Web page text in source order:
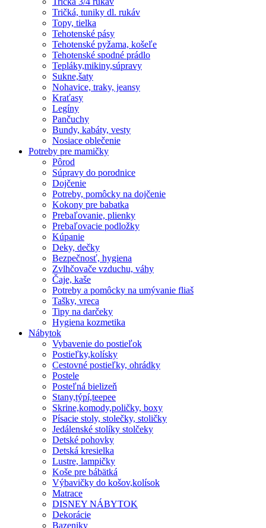
Tričká, tuniky dl. rukáv
Topy, tielka
Tehotenské pásy
Tehotenské pyžama, košeľe
Tehotenské spodné prádlo
Tepláky,mikiny,súpravy
Sukne,šaty
Nohavice, traky, jeansy
Kraťasy
Legíny
Pančuchy
Bundy, kabáty, vesty
Nosiace oblečenie
Potreby pre mamičky
Pôrod
Súpravy do porodnice
Dojčenie
Potreby, pomôcky na dojčenie
Kokony pre babatka
Prebaľovanie, plienky
Prebaľovacie podložky
Kúpanie
Deky, dečky
Bezpečnosť, hygiena
Zvlhčovače vzduchu, váhy
Čaje, kaše
Potreby a pomôcky na umývanie fliaš
Tašky, vreca
Tipy na darčeky
Hygiena kozmetika
Nábytok
Vybavenie do postieľok
Postieľky,kolísky
Cestovné postieľky, ohrádky
Postele
Posteľná bielizeň
Stany,týpí,teepee
Skrine,komody,poličky, boxy
Písacie stoly, stolečky, stoličky
Jedálenské stolíky stolčeky
Detské pohovky
Detská kresielka
Lustre, lampičky
Koše pre bábätká
Výbavičky do košov,kolísok
Matrace
DISNEY NÁBYTOK
Dekorácie
Bazeniky